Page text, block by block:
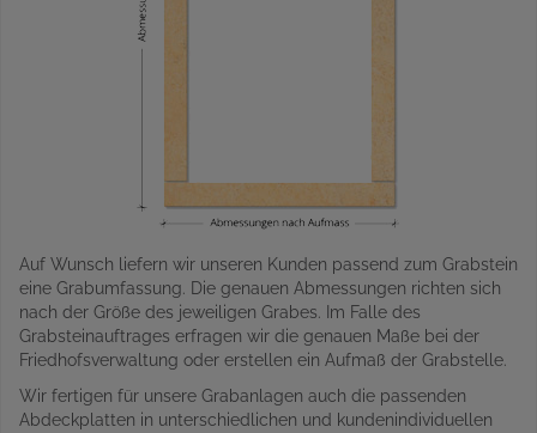
Auf Wunsch liefern wir unseren Kunden passend zum Grabstein
eine Grabumfassung. Die genauen Abmessungen richten sich
nach der Größe des jeweiligen Grabes. Im Falle des
Grabsteinauftrages erfragen wir die genauen Maße bei der
Friedhofsverwaltung oder erstellen ein Aufmaß der Grabstelle.
Wir fertigen für unsere Grabanlagen auch die passenden
Abdeckplatten in unterschiedlichen und kundenindividuellen